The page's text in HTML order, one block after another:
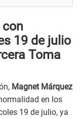
con
19 de julio
Toma
Magnet Márquez
en los
19 de julio, ya